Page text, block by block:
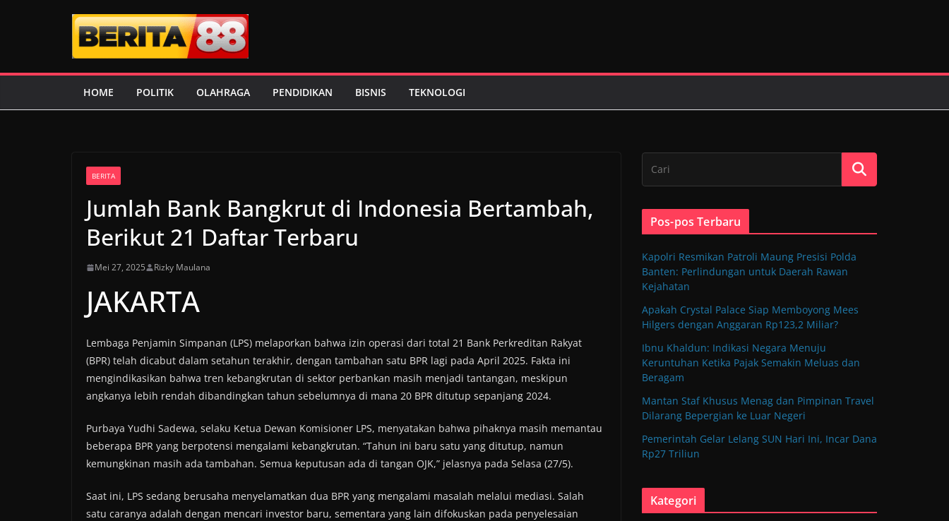
HOME POLITIK OLAHRAGA PENDIDIKAN BISNIS TEKNOLOGI
BERITA
Jumlah Bank Bangkrut di Indonesia Bertambah,
Berikut 21 Daftar Terbaru
Mei 27, 2025 Rizky Maulana
JAKARTA
Lembaga Penjamin Simpanan (LPS) melaporkan bahwa izin operasi dari total 21 Bank Perkreditan Rakyat
(BPR) telah dicabut dalam setahun terakhir, dengan tambahan satu BPR lagi pada April 2025. Fakta ini
mengindikasikan bahwa tren kebangkrutan di sektor perbankan masih menjadi tantangan, meskipun
angkanya lebih rendah dibandingkan tahun sebelumnya di mana 20 BPR ditutup sepanjang 2024.
Purbaya Yudhi Sadewa, selaku Ketua Dewan Komisioner LPS, menyatakan bahwa pihaknya masih memantau
beberapa BPR yang berpotensi mengalami kebangkrutan. “Tahun ini baru satu yang ditutup, namun
kemungkinan masih ada tambahan. Semua keputusan ada di tangan OJK,” jelasnya pada Selasa (27/5).
Saat ini, LPS sedang berusaha menyelamatkan dua BPR yang mengalami masalah melalui mediasi. Salah
satu caranya adalah dengan mencari investor baru, sementara yang lain difokuskan pada penyelesaian
Pos-pos Terbaru
Kapolri Resmikan Patroli Maung Presisi Polda
Banten: Perlindungan untuk Daerah Rawan
Kejahatan
Apakah Crystal Palace Siap Memboyong Mees
Hilgers dengan Anggaran Rp123,2 Miliar?
Ibnu Khaldun: Indikasi Negara Menuju
Keruntuhan Ketika Pajak Semakin Meluas dan
Beragam
Mantan Staf Khusus Menag dan Pimpinan Travel
Dilarang Bepergian ke Luar Negeri
Pemerintah Gelar Lelang SUN Hari Ini, Incar Dana
Rp27 Triliun
Kategori